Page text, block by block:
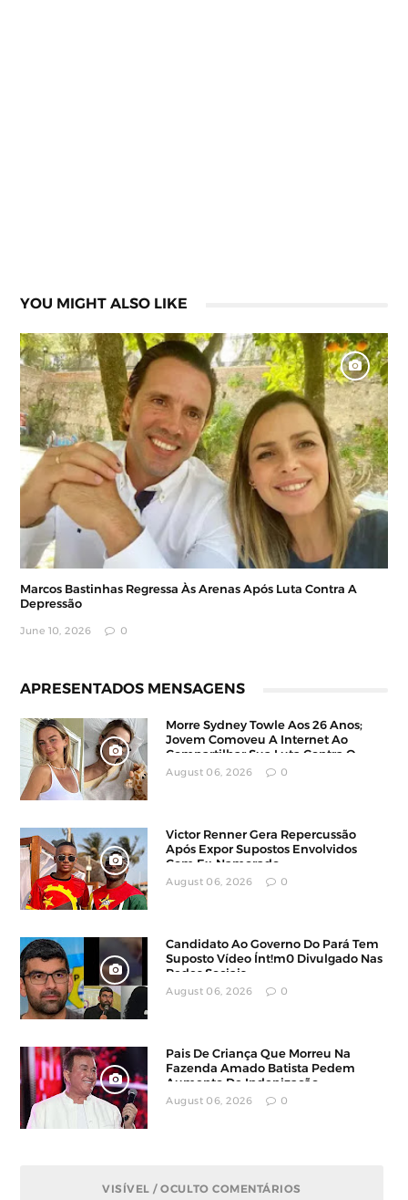
YOU MIGHT ALSO LIKE
Marcos Bastinhas Regressa Às Arenas Após Luta Contra A
Depressão
June 10, 2026 0
APRESENTADOS MENSAGENS
Morre Sydney Towle Aos 26 Anos;
Jovem Comoveu A Internet Ao
Compartilhar Sua Luta Contra O
Câncer
August 06, 2026 0
Victor Renner Gera Repercussão
Após Expor Supostos Envolvidos
Com Ex-Namorado
August 06, 2026 0
Candidato Ao Governo Do Pará Tem
Suposto Vídeo Ínt!m0 Divulgado Nas
Redes Sociais
August 06, 2026 0
Pais De Criança Que Morreu Na
Fazenda Amado Batista Pedem
Aumento De Indenização
August 06, 2026 0
VISÍVEL / OCULTO COMENTÁRIOS